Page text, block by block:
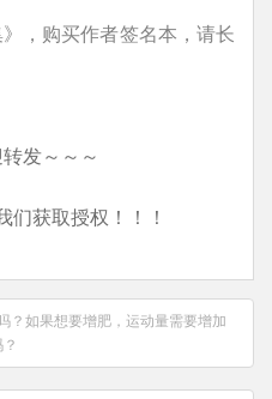
，购买作者签名本，请长
发～～～
们获取授权！！！
？如果想要增肥，运动量需要增加